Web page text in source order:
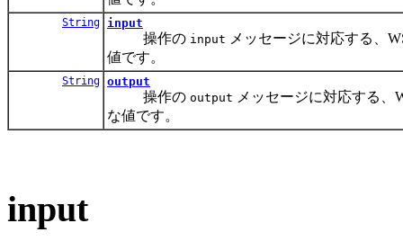
String input
操作の input メッセージに対応する、
値です。
String output
操作の output メッセージに対応する、
な値です。
input